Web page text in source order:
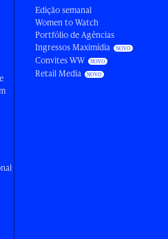
Edição semanal
Women to Watch
Portfólio de Agências
Ingressos Maximídia
Convites WW
Retail Media